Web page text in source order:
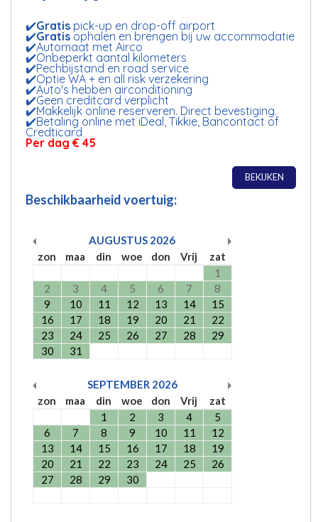
✔️Gratis pick-up en drop-off airport
✔️Gratis ophalen en brengen bij uw accommodatie
✔️Automaat met Airco
✔️Onbeperkt aantal kilometers
✔️Pechbijstand en road service
✔️Optie WA + en all risk verzekering
✔️Auto's hebben airconditioning
✔️Geen creditcard verplicht
✔️Makkelijk online reserveren. Direct bevestiging.
✔️Betaling online met iDeal, Tikkie, Bancontact of
Credticard
Per dag € 45
BEKIJKEN
Beschikbaarheid voertuig:
AUGUSTUS 2026
zon
maa din woe don Vrij
zat
1
2
3 4 5 6 7
8
9
10 11 12 13 14
15
16
17 18 19 20 21
22
23
24 25 26 27 28
29
30
31
SEPTEMBER 2026
zon
maa din woe don Vrij
zat
1
2 3 4
5
6
7 8 9 10 11
12
13
14 15 16 17 18
19
20
21 22 23 24 25
26
27
28 29 30